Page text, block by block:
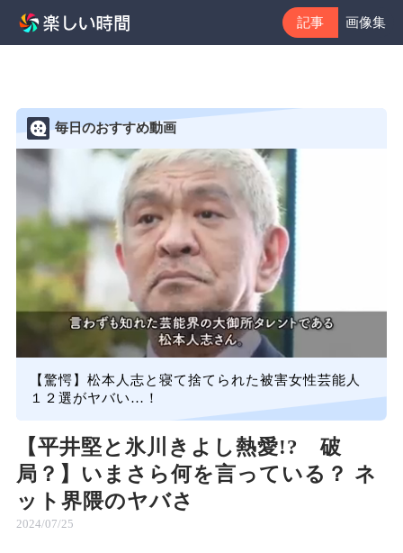
記事 画像集
毎日のおすすめ動画
【驚愕】松本人志と寝て捨てられた被害女性芸能人
１２選がヤバい…！
【平井堅と氷川きよし熱愛!? 破
局？】いまさら何を言っている？ ネ
ット界隈のヤバさ
2024/07/25